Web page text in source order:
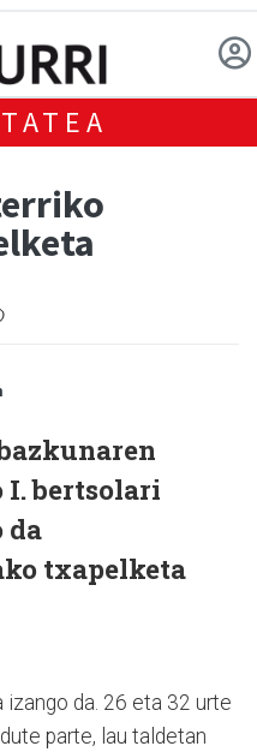
I. bertsolari
da
txapelketa
da. 26 eta 32 urte
parte, lau taldetan